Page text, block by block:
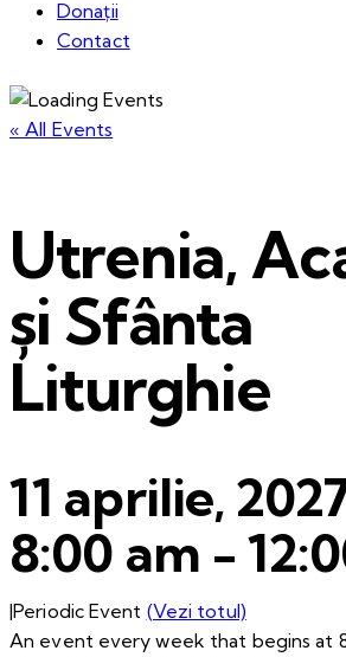
Donații
Contact
« All Events
Utrenia,
și Sfânta
Liturghie
11 aprilie,
8:00 am -
|Periodic Event (Vezi totul)
An event every week that begins at